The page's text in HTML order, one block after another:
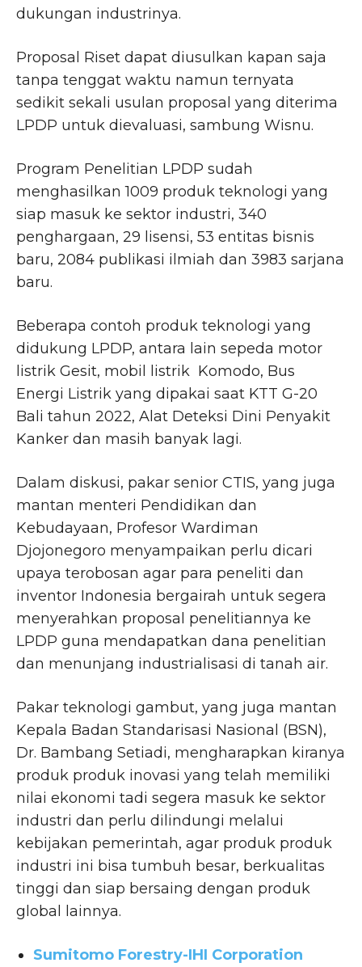
dukungan industrinya.
Proposal Riset dapat diusulkan kapan saja
tanpa tenggat waktu namun ternyata
sedikit sekali usulan proposal yang diterima
LPDP untuk dievaluasi, sambung Wisnu.
Program Penelitian LPDP sudah
menghasilkan 1009 produk teknologi yang
siap masuk ke sektor industri, 340
penghargaan, 29 lisensi, 53 entitas bisnis
baru, 2084 publikasi ilmiah dan 3983 sarjana
baru.
Beberapa contoh produk teknologi yang
didukung LPDP, antara lain sepeda motor
listrik Gesit, mobil listrik Komodo, Bus
Energi Listrik yang dipakai saat KTT G-20
Bali tahun 2022, Alat Deteksi Dini Penyakit
Kanker dan masih banyak lagi.
Dalam diskusi, pakar senior CTIS, yang juga
mantan menteri Pendidikan dan
Kebudayaan, Profesor Wardiman
Djojonegoro menyampaikan perlu dicari
upaya terobosan agar para peneliti dan
inventor Indonesia bergairah untuk segera
menyerahkan proposal penelitiannya ke
LPDP guna mendapatkan dana penelitian
dan menunjang industrialisasi di tanah air.
Pakar teknologi gambut, yang juga mantan
Kepala Badan Standarisasi Nasional (BSN),
Dr. Bambang Setiadi, mengharapkan kiranya
produk produk inovasi yang telah memiliki
nilai ekonomi tadi segera masuk ke sektor
industri dan perlu dilindungi melalui
kebijakan pemerintah, agar produk produk
industri ini bisa tumbuh besar, berkualitas
tinggi dan siap bersaing dengan produk
global lainnya.
Sumitomo Forestry-IHI Corporation